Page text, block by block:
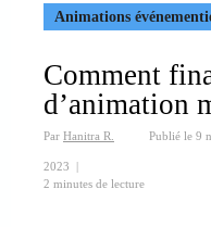
Animations
Comment
d’animation
Par Hanitra R. Publié le 9
2023 |
2 minutes de lecture